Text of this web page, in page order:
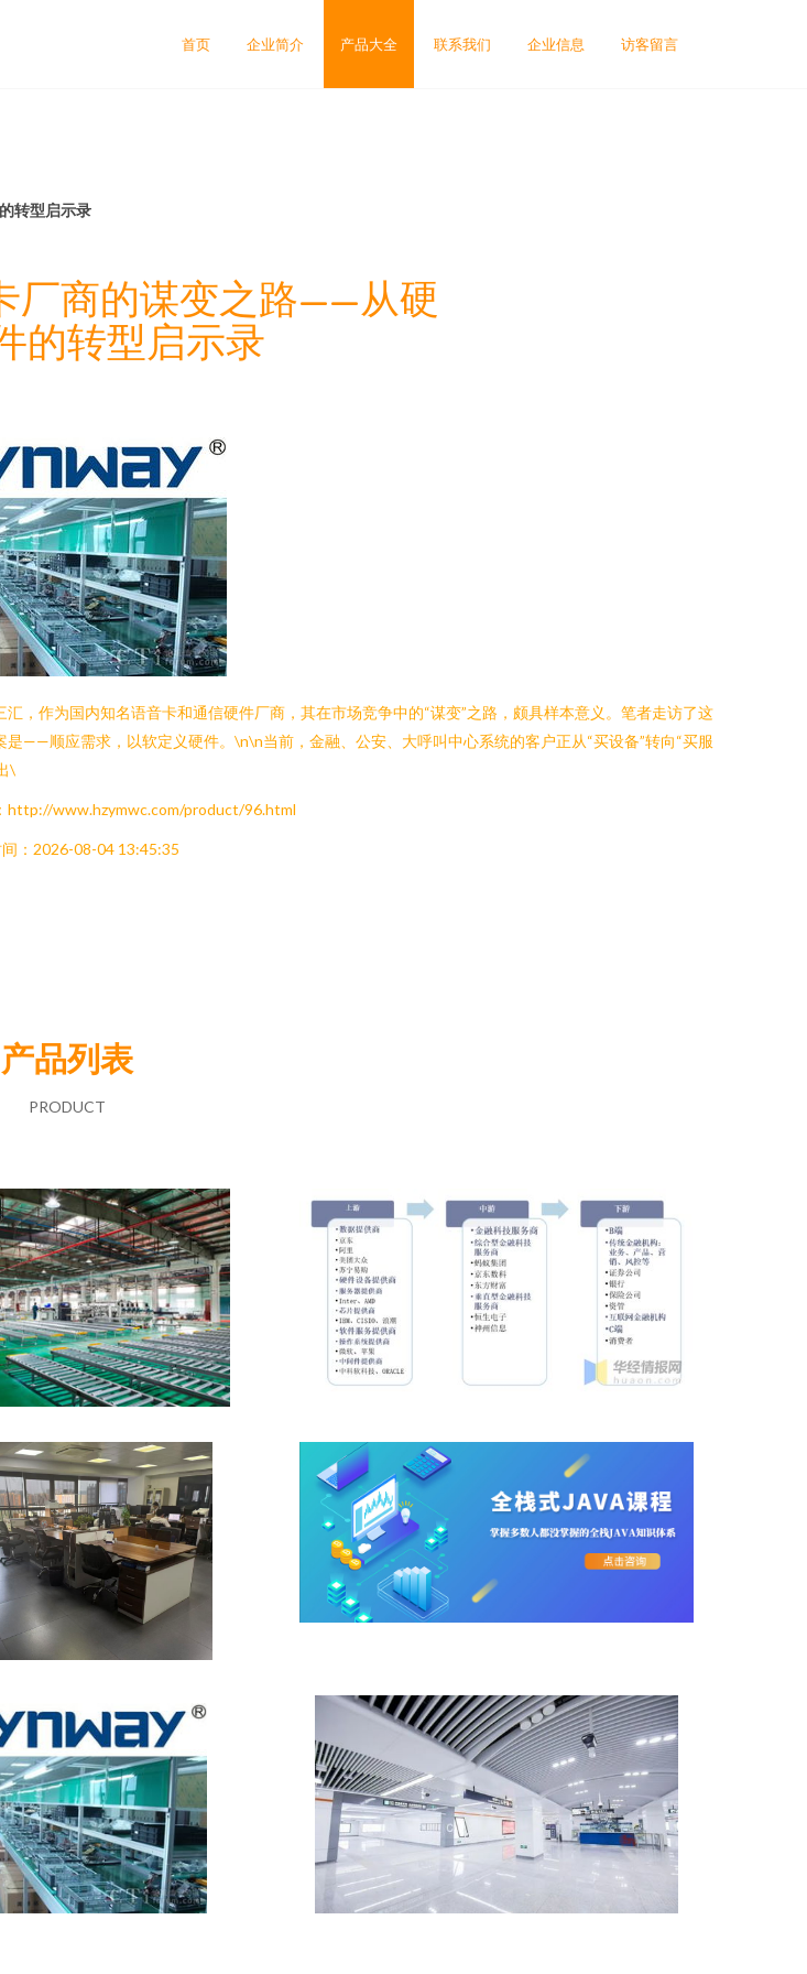
首页 企业简介 产品大全 联系我们 企业信息 访客留言
转型启示录
厂商的谋变之路——从硬
的转型启示录
，作为国内知名语音卡和通信硬件厂商，其在市场竞争中的“谋变”之路，颇具样本意义。笔者走访了这
——顺应需求，以软定义硬件。\n\n当前，金融、公安、大呼叫中心系统的客户正从“买设备”转向“买服
\
http://www.hzymwc.com/product/96.html
：2026-08-04 13:45:35
产品列表
PRODUCT